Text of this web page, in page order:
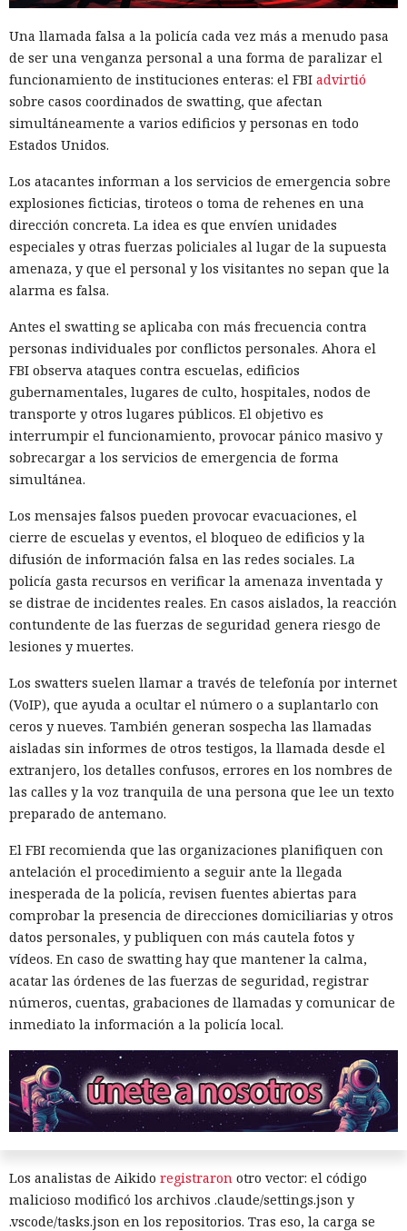
Las cadenas de suministro en el ecosistema npm rara vez
se rompen por un único punto de entrada, pero fue
precisamente así como, el 4 de agosto de 2026, comenzó un
ataque que fue detectado simultáneamente por cuatro
equipos —Aikido,Socket, DatadogyOpenSourceMalware
En un día el gusano afectó a más de 440 paquetes con un
total de dos mil millones de instalaciones por mes, entre
ellos keyv, flat-cache y file-entry-cache — bibliotecas que,
mediante cadenas de dependencias, están presentes en la
mayoría de proyectos JavaScript.
Los atacantes comprometieron la cuenta de Jared Ray —el
mantenedor de toda esta familia. Tras obtener acceso a
GitHub, introdujeron directamente código malicioso en la
rama principal y publicaron inmediatamente nuevas
versiones mediante GitHub Actions. Los paquetes se
publicaron con firmas criptográficas auténticas; no había
indicios formales de manipulación.
El código malicioso se insertaba en el momento de la
instalación. En package.json añadían un script «preinstall»
que, antes de obtener cualquier código, ejecutaba el archivo
setup.mjs. Ese archivo descargaba Bun —un runtime
alternativo de JavaScript— y con él lanzaba la carga
principal Math_Symbol.js. Utilizaron Bun
intencionadamente: muchas herramientas de seguridad
están orientadas a procesos de Node.js y podrían pasar por
alto un runtime no estándar.
La carga principal buscaba tokens de npm y GitHub, claves
de AWS, secretos de Kubernetes y Vault, claves SSH y
archivos .env. En los servidores de GitHub Actions el código
malicioso leía la memoria del proceso directamente; así
obtenía secretos que nunca llegaban a archivos. Los datos
recopilados se cifraban y se enviaban a una dirección
obtenida mediante un contrato inteligente en la red
Ethereum. Como canal alternativo se utilizaron repositorios
Go Again» —Datadog contabilizó más de 1300.
Los tokens de npm robados se emplearon de inmediato: el
código malicioso descargaba paquetes accesibles, les
insertaba el mismo script, aumentaba la versión y los
publicaba de nuevo en el registro. Así el ataque se convirtió
en un gusano autorreplicante. Los analistas determinaron
que en la base estaba el código de la familia Mini Shai-
Hulud, publicado previamente en acceso público.
Los especialistas de Socket ademásdetectaronun
mecanismo de «mano muerta»: un script en segundo plano
comprobaba cada 60 segundos el token de GitHub robado y,
si este era revocado, ejecutaba un comando desde un
Los analistas de Aikido registraron otro vector: el código
malicioso modificó los archivos .claude/settings.json y
.vscode/tasks.json en los repositorios. Tras eso, la carga se
Una llamada falsa a la policía cada vez más a menudo pasa
de ser una venganza personal a una forma de paralizar el
funcionamiento de instituciones enteras: el FBI advirtió
sobre casos coordinados de swatting, que afectan
simultáneamente a varios edificios y personas en todo
Estados Unidos.
Los atacantes informan a los servicios de emergencia sobre
explosiones ficticias, tiroteos o toma de rehenes en una
dirección concreta. La idea es que envíen unidades
especiales y otras fuerzas policiales al lugar de la supuesta
amenaza, y que el personal y los visitantes no sepan que la
alarma es falsa.
Antes el swatting se aplicaba con más frecuencia contra
personas individuales por conflictos personales. Ahora el
FBI observa ataques contra escuelas, edificios
gubernamentales, lugares de culto, hospitales, nodos de
transporte y otros lugares públicos. El objetivo es
interrumpir el funcionamiento, provocar pánico masivo y
sobrecargar a los servicios de emergencia de forma
simultánea.
Los mensajes falsos pueden provocar evacuaciones, el
cierre de escuelas y eventos, el bloqueo de edificios y la
difusión de información falsa en las redes sociales. La
policía gasta recursos en verificar la amenaza inventada y
se distrae de incidentes reales. En casos aislados, la reacción
contundente de las fuerzas de seguridad genera riesgo de
lesiones y muertes.
Los swatters suelen llamar a través de telefonía por internet
(VoIP), que ayuda a ocultar el número o a suplantarlo con
ceros y nueves. También generan sospecha las llamadas
aisladas sin informes de otros testigos, la llamada desde el
extranjero, los detalles confusos, errores en los nombres de
las calles y la voz tranquila de una persona que lee un texto
preparado de antemano.
El FBI recomienda que las organizaciones planifiquen con
antelación el procedimiento a seguir ante la llegada
inesperada de la policía, revisen fuentes abiertas para
comprobar la presencia de direcciones domiciliarias y otros
datos personales, y publiquen con más cautela fotos y
vídeos. En caso de swatting hay que mantener la calma,
acatar las órdenes de las fuerzas de seguridad, registrar
números, cuentas, grabaciones de llamadas y comunicar de
inmediato la información a la policía local.